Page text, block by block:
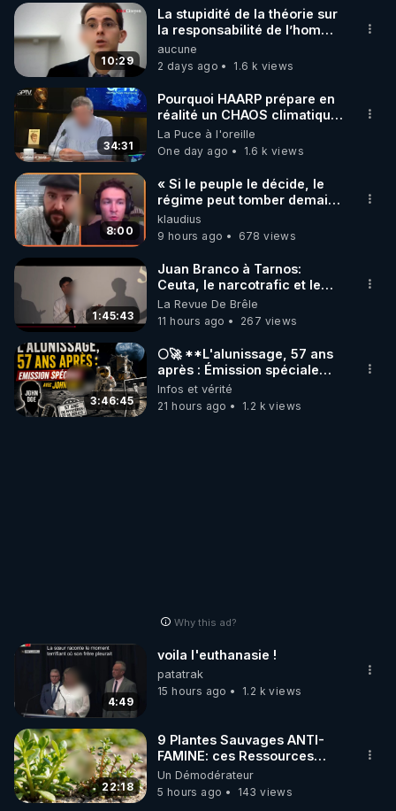
▶ 30 jours gratuit sur l’application de méditation et
de bien-être ENVOL :
Rendez-vous sur https://www.envol.app/code
le code : REGENERE
10:29
La stupidité de la théorie sur
la responsabilité de l’homme
concernant le dioxyde de
carbone.
aucune
2 days ago
1.6 k views
34:31
Pourquoi HAARP prépare en
réalité un CHAOS climatique,
on répond
La Puce à l'oreille
One day ago
1.6 k views
8:00
« Si le peuple le décide, le
régime peut tomber demain !
»
klaudius
9 hours ago
678 views
1:45:43
Juan Branco à Tarnos:
Ceuta, le narcotrafic et le
pouvoir en France
La Revue De Brêle
11 hours ago
267 views
3:46:45
🌕🚀 **L'alunissage, 57 ans
après : Émission spéciale
avec John Doe !** 👨 🚀✨
Infos et vérité
21 hours ago
1.2 k views
Why this ad?
4:49
voila l'euthanasie !
patatrak
15 hours ago
1.2 k views
22:18
9 Plantes Sauvages ANTI-
FAMINE: ces Ressources
JARDIN&des Haies
Un Démodérateur
5 hours ago
143 views